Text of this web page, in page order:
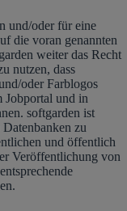
und/oder für eine
die voran genannten
weiter das Recht
nutzen, dass
oder Farblogos
Jobportal und in
softgarden ist
zu
und öffentlich
Veröffentlichung von